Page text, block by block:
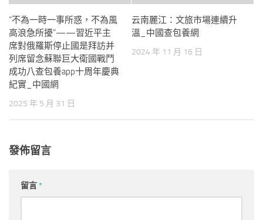
“不為一時一事所惑，不為風
高浪急所擾”——習近平主
席對俄羅斯停止國是拜訪并
列席留念蘇聯巨大衛國戰鬥
成功八查包養app十周年慶典
紀實_中國網
2025 年 5 月 31 日
云南麗江：文旅市場連續升
溫_中國查包養網
2024 年 11 月 16 日
發佈留言
留言*